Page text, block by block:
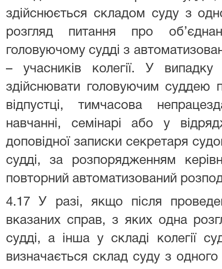
здійснюється складом суду з
розгляд питання про
головуючому судді з
– учасників колегії. У випадку
здійснювати головуючим суддею
відпустці, тимчасова
навчанні, семінарі або у
доповідної записки секретаря
судді, за розпорядженням
повторний автоматизований
4.17 У разі, якщо після
вказаних справ, з яких одна
судді, а інша у складі колегії
визначається склад суду з одного